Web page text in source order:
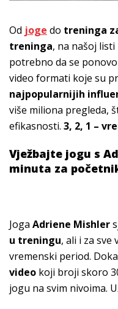
Od joge do treninga
treninga, na našoj
potrebno da se
video formati koje su
najpopularnijih
više miliona pregleda,
efikasnosti. 3, 2, 1 –
Vježbajte jogu s
minuta za
Joga Adriene Mishler
u treningu, ali i za
vremenski period.
video koji broji skoro
jogu na svim nivoima.